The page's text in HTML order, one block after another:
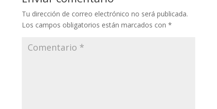
Tu dirección de correo electrónico no será publicada.
Los campos obligatorios están marcados con *